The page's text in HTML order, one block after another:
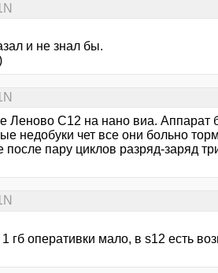
и не знал бы.
Леново С12 на нано виа.
недобуки чет все они больно
пару циклов разряд-заряд
гб оперативки мало, в s12 есть